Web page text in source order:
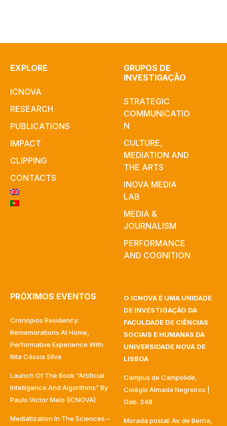
EXPLORE
ICNOVA
RESEARCH
PUBLICATIONS
IMPACT
CLIPPING
CONTACTS
GRUPOS DE
INVESTIGAÇÃO
STRATEGIC
COMMUNICATIO
N
CULTURE,
MEDIATION AND
THE ARTS
INOVA MEDIA
LAB
MEDIA &
JOURNALISM
PERFORMANCE
AND COGNITION
PRÓXIMOS EVENTOS
Cronópios Residency:
Rememorations At Home,
Performative Experience With
Rita Cássia Silva
Launch Of The Book “Artificial
Intelligence And Algorithms” By
Paulo Victor Melo (ICNOVA)
Mediatization In The Sciences –
O ICNOVA É UMA UNIDADE
DE INVESTIGAÇÃO DA
FACULDADE DE CIÊNCIAS
SOCIAIS E HUMANAS DA
UNIVERSIDADE NOVA DE
LISBOA
Campus de Campolide,
Colégio Almada Negreiros |
Gab. 348
Morada postal: Av. de Berna,